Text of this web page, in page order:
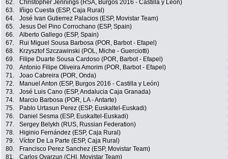
62.
Christopher Jennings (RSA, Burgos 2016 - Castilla y León)
63.
Iñigo Cuesta (ESP, Caja Rural)
64.
José Ivan Gutierrez Palacios (ESP, Movistar Team)
65.
Jesus Del Pino Corrochano (ESP, Spain)
66.
Alberto Gallego (ESP, Spain)
67.
Rui Miguel Sousa Barbosa (POR, Barbot - Efapel)
68.
Krzysztof Szczawinski (POL, Miche - Guerciotti)
69.
Filipe Duarte Sousa Cardoso (POR, Barbot - Efapel)
70.
Antonio Filipe Oliveira Amorim (POR, Barbot - Efapel)
71.
Joao Cabreira (POR, Onda)
72.
Manuel Anton (ESP, Burgos 2016 - Castilla y León)
73.
José Luis Cano (ESP, Andalucia Caja Granada)
74.
Marcio Barbosa (POR, LA - Antarte)
75.
Pablo Urtasun Perez (ESP, Euskaltel-Euskadi)
76.
Daniel Sesma (ESP, Euskaltel-Euskadi)
77.
Sergey Belykh (RUS, Russian Federation)
78.
Higinio Fernández (ESP, Caja Rural)
79.
Víctor De La Parte (ESP, Caja Rural)
80.
Francisco Perez Sanchez (ESP, Movistar Team)
81.
Carlos Oyarzun (CHI, Movistar Team)